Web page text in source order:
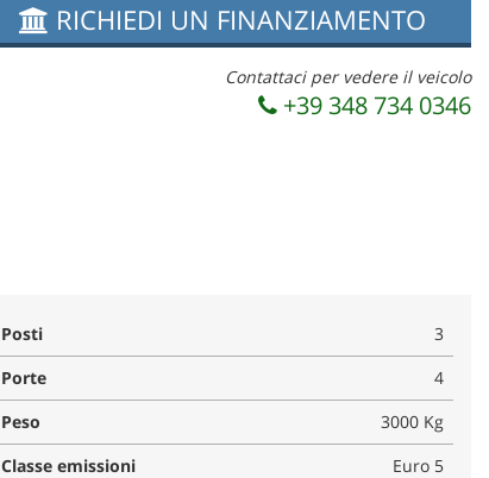
RICHIEDI UN FINANZIAMENTO
Contattaci per vedere il veicolo
+39 348 734 0346
Posti
3
Porte
4
Peso
3000 Kg
Classe emissioni
Euro 5